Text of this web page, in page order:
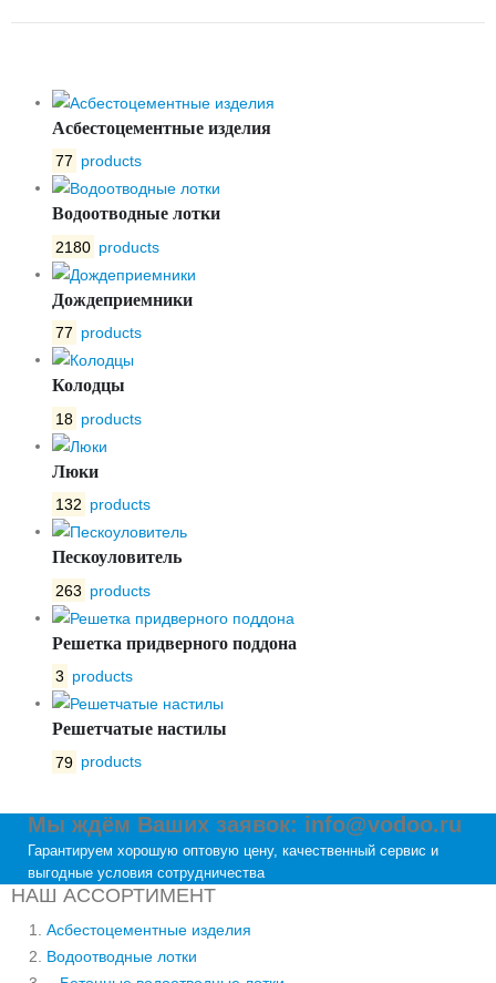
Асбестоцементные изделия
77 products
Водоотводные лотки
2180 products
Дождеприемники
77 products
Колодцы
18 products
Люки
132 products
Пескоуловитель
263 products
Решетка придверного поддона
3 products
Решетчатые настилы
79 products
Мы ждём Ваших заявок: info@vodoo.ru
Гарантируем хорошую оптовую цену, качественный сервис и
выгодные условия сотрудничества
НАШ АССОРТИМЕНТ
Асбестоцементные изделия
Водоотводные лотки